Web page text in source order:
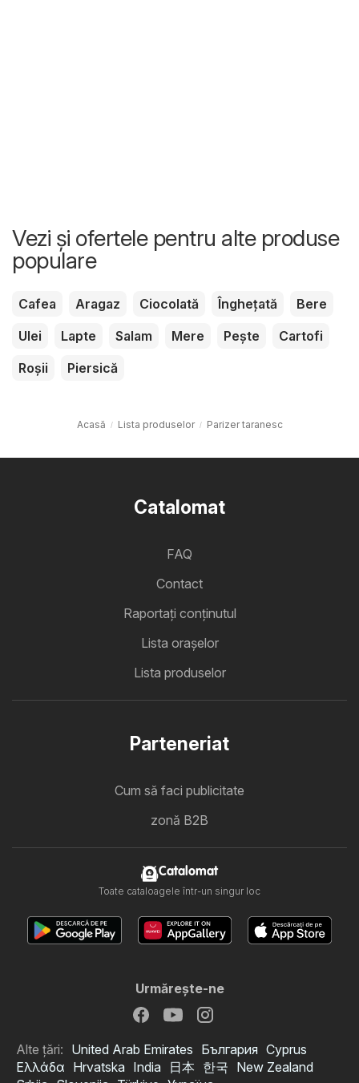
Vezi și ofertele pentru alte produse
populare
Cafea Aragaz Ciocolată Înghețată
Bere
Ulei
Lapte Salam Mere Pește
Cartofi
Roșii
Piersică
Acasă Lista produselor Parizer taranesc
Catalomat
FAQ
Contact
Raportați conținutul
Lista oraşelor
Lista produselor
Parteneriat
Cum să faci publicitate
zonă B2B
Catalomat
Toate cataloagele într-un singur loc
Urmăreşte-ne
Alte țări: United Arab Emirates България Cyprus
Ελλάδα Hrvatska India 日本 한국 New Zealand